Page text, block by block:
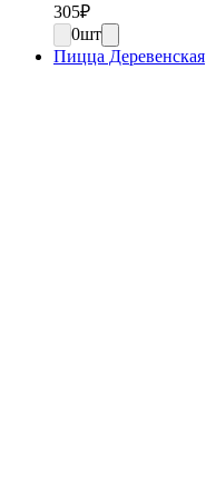
305₽
0шт
Пицца Деревенская